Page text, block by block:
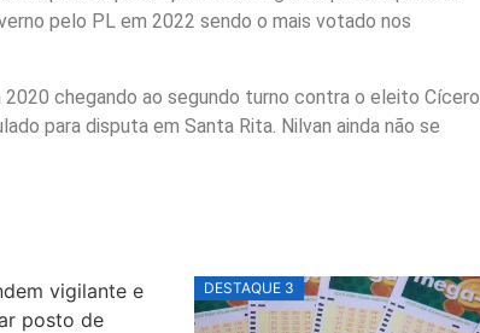
pelo PL em 2022 sendo o mais votado nos
chegando ao segundo turno contra o eleito Cícero
para disputa em Santa Rita. Nilvan ainda não se
DESTAQUE 3